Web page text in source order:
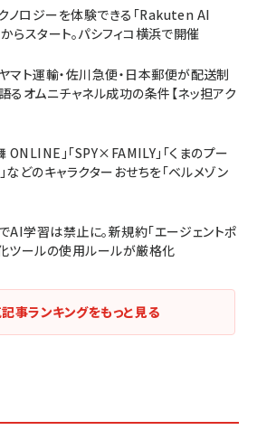
ノロジーを体験できる「Rakuten AI
らスタート。パシフィコ横浜で開催
マト運輸・佐川急便・日本郵便が配送制
オムニチャネル成功の条件【ネッ担アク
」「SPY×FAMILY」「くまのプー
などのキャラクターおせちを「ベルメゾン
学習は禁止に。新規約「エージェントポ
ツールの使用ルールが厳格化
事ランキングをもっと見る